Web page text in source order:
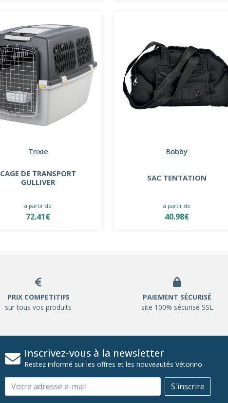
Trixie
CAGE DE TRANSPORT
GULLIVER
à partir de
72.41€
Bobby
SAC TENTATION
à partir de
40.98€
PRIX COMPETITIFS
sur tous vos produits
PAIEMENT SÉCURISÉ
site 100% sécurisé SSL
Inscrivez-vous à la newsletter
Restez informé sur les offres et les nouveautés Vétorino
Email S'inscrire